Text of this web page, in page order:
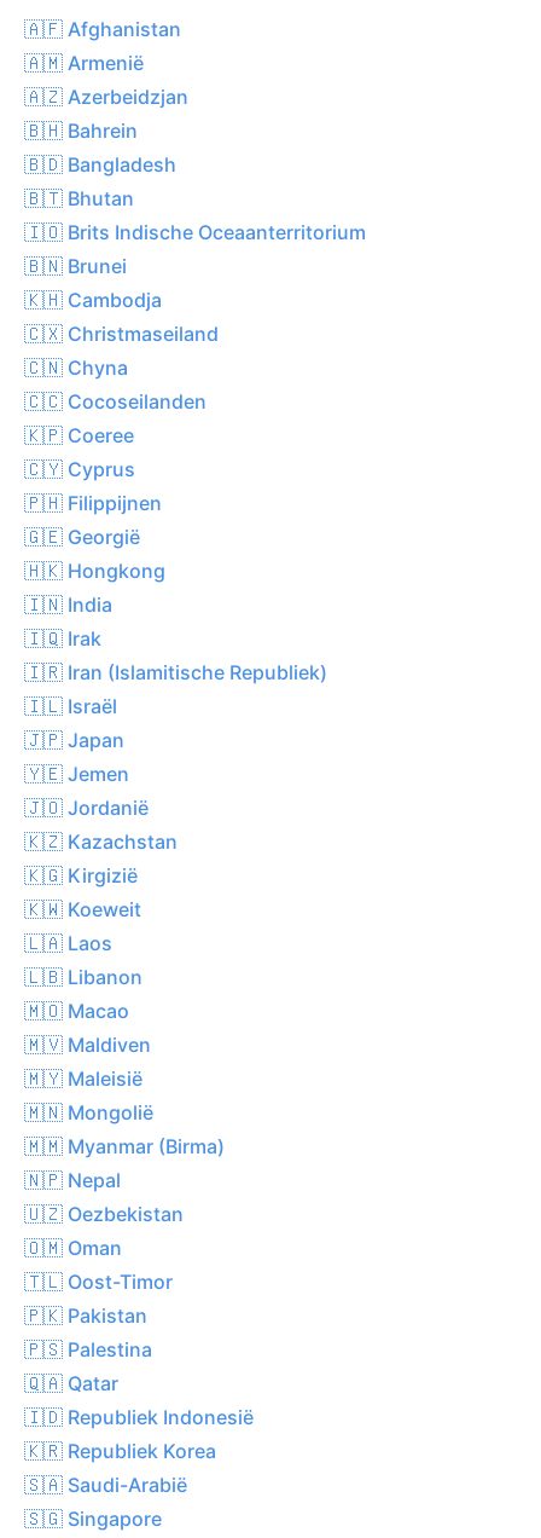
🇦🇫 Afghanistan
🇦🇲 Armenië
🇦🇿 Azerbeidzjan
🇧🇭 Bahrein
🇧🇩 Bangladesh
🇧🇹 Bhutan
🇮🇴 Brits Indische Oceaanterritorium
🇧🇳 Brunei
🇰🇭 Cambodja
🇨🇽 Christmaseiland
🇨🇳 Chyna
🇨🇨 Cocoseilanden
🇰🇵 Coeree
🇨🇾 Cyprus
🇵🇭 Filippijnen
🇬🇪 Georgië
🇭🇰 Hongkong
🇮🇳 India
🇮🇶 Irak
🇮🇷 Iran (Islamitische Republiek)
🇮🇱 Israël
🇯🇵 Japan
🇾🇪 Jemen
🇯🇴 Jordanië
🇰🇿 Kazachstan
🇰🇬 Kirgizië
🇰🇼 Koeweit
🇱🇦 Laos
🇱🇧 Libanon
🇲🇴 Macao
🇲🇻 Maldiven
🇲🇾 Maleisië
🇲🇳 Mongolië
🇲🇲 Myanmar (Birma)
🇳🇵 Nepal
🇺🇿 Oezbekistan
🇴🇲 Oman
🇹🇱 Oost-Timor
🇵🇰 Pakistan
🇵🇸 Palestina
🇶🇦 Qatar
🇮🇩 Republiek Indonesië
🇰🇷 Republiek Korea
🇸🇦 Saudi-Arabië
🇸🇬 Singapore